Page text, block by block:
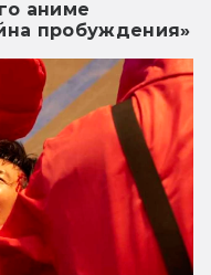
аниме
пробуждения»